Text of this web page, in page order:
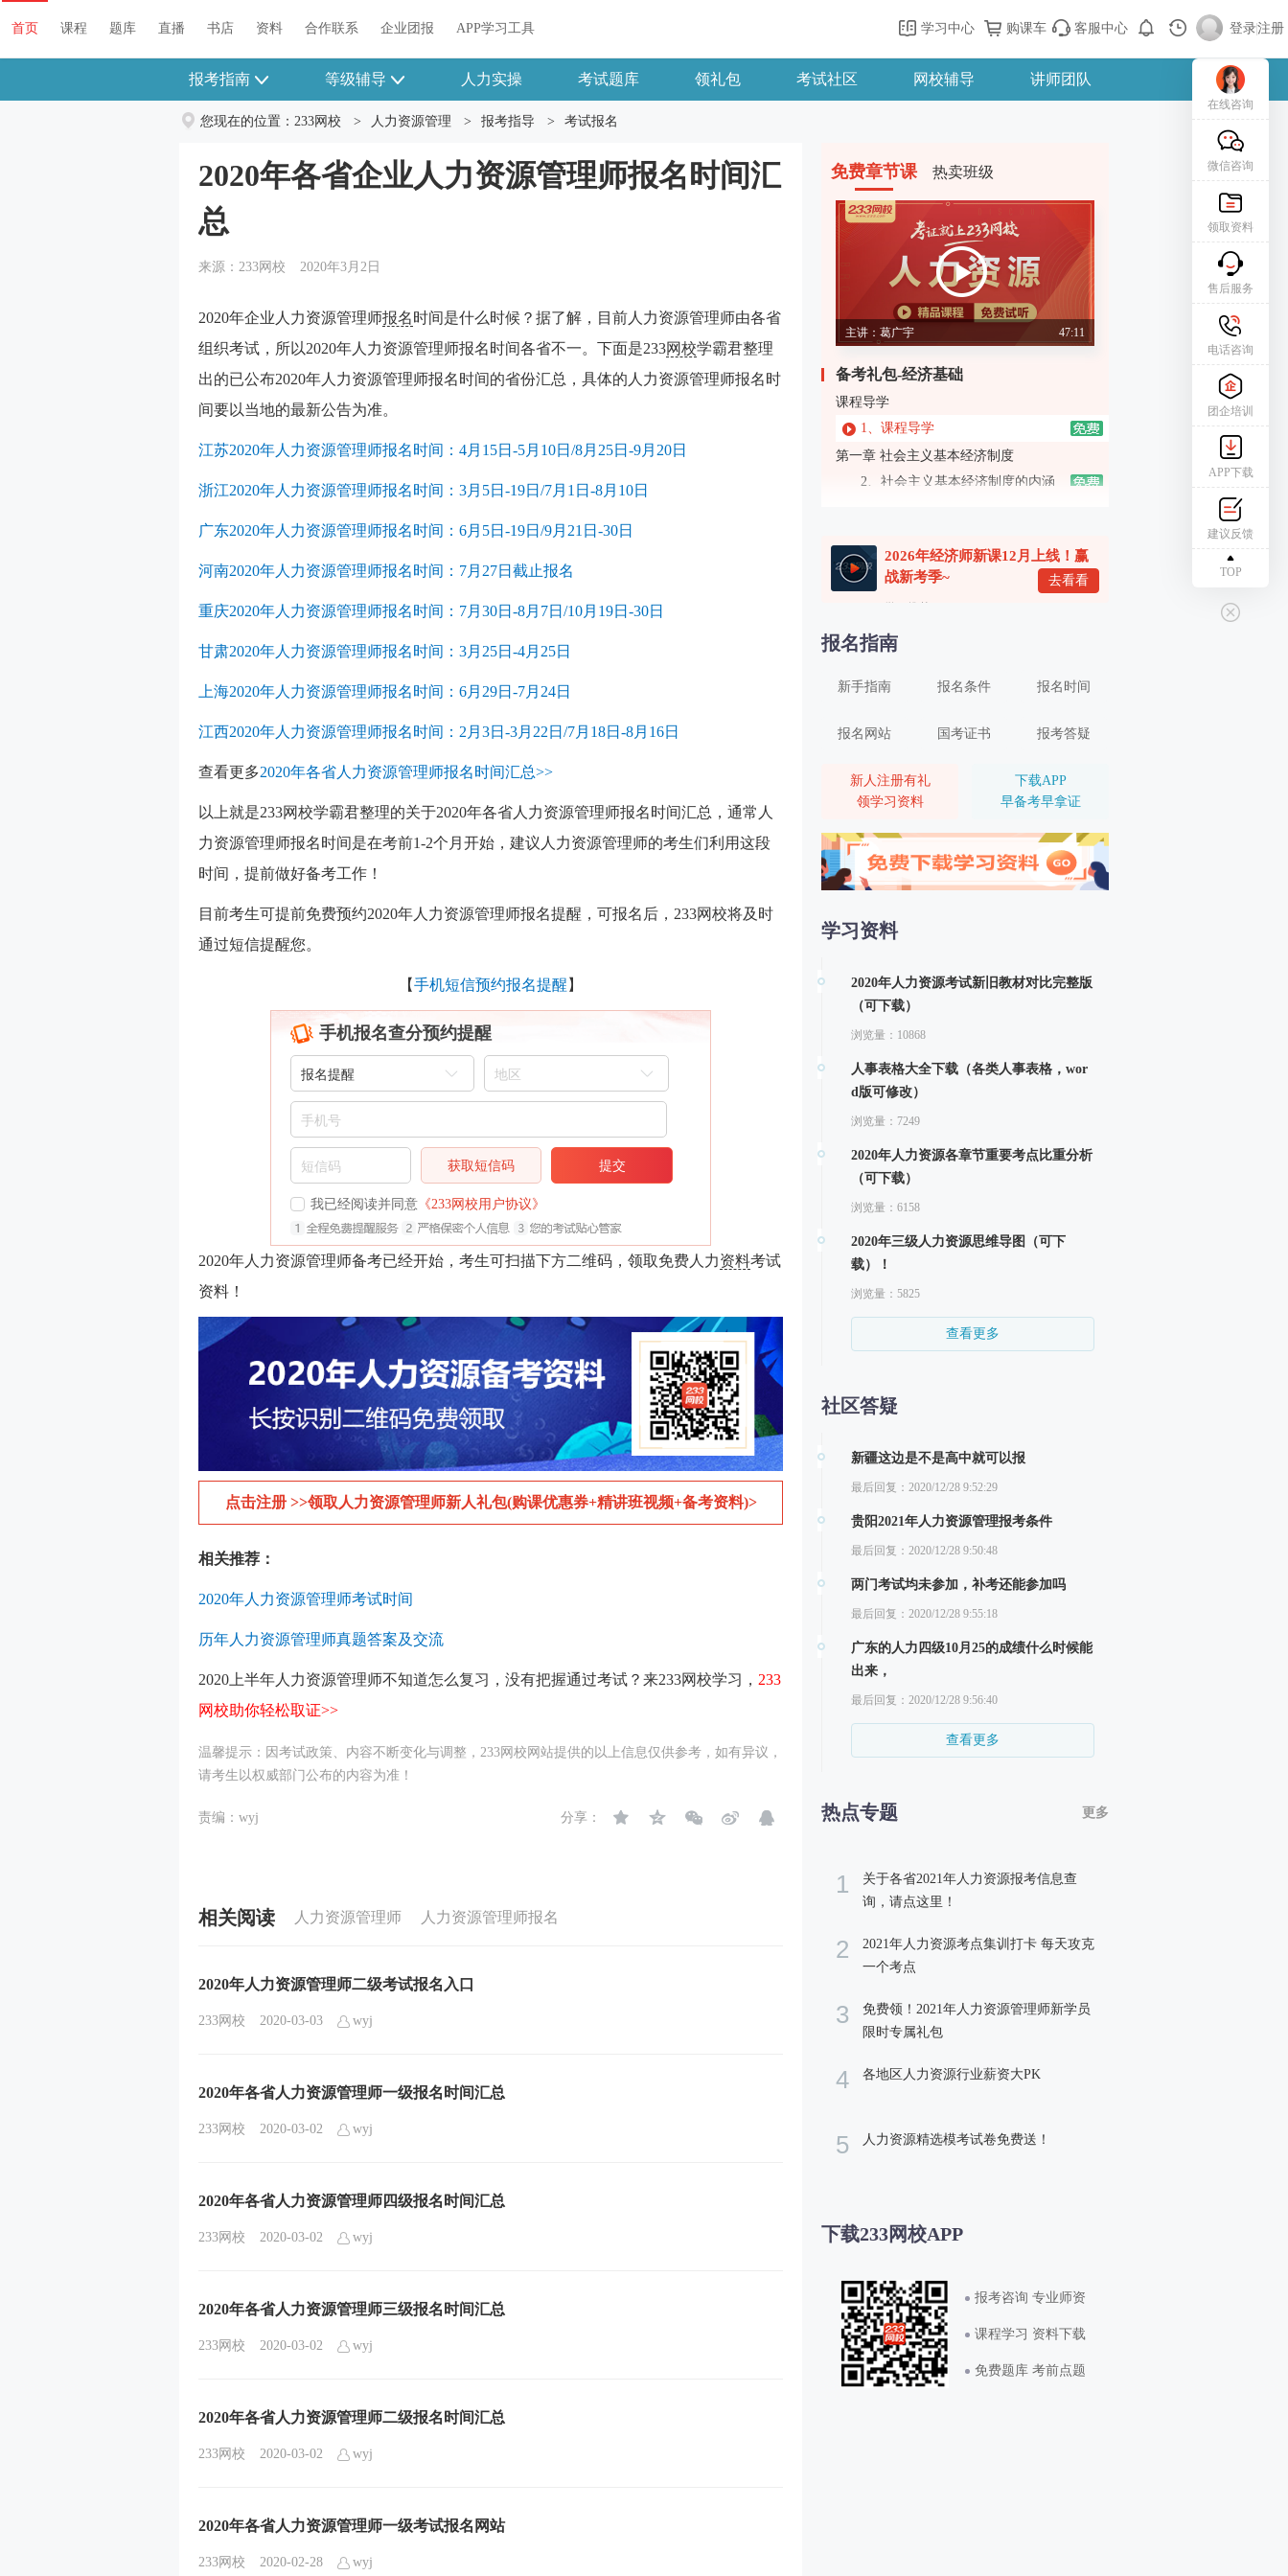
首页 课程 题库 直播 书店 资料 合作联系 企业团报 APP学习工具 学习中心 购课车 客服中心 登录|注册
报考指南 等级辅导 人力实操 考试题库 领礼包 考试社区 网校辅导 讲师团队
您现在的位置： 233网校 > 人力资源管理 > 报考指导 > 考试报名
2020年各省企业人力资源管理师报名时间汇
总
来源：233网校 2020年3月2日
2020年企业人力资源管理师报名时间是什么时候？据了解，目前人力资源管理师由各省
组织考试，所以2020年人力资源管理师报名时间各省不一。下面是233网校学霸君整理
出的已公布2020年人力资源管理师报名时间的省份汇总，具体的人力资源管理师报名时
间要以当地的最新公告为准。
江苏2020年人力资源管理师报名时间：4月15日-5月10日/8月25日-9月20日
浙江2020年人力资源管理师报名时间：3月5日-19日/7月1日-8月10日
广东2020年人力资源管理师报名时间：6月5日-19日/9月21日-30日
河南2020年人力资源管理师报名时间：7月27日截止报名
重庆2020年人力资源管理师报名时间：7月30日-8月7日/10月19日-30日
甘肃2020年人力资源管理师报名时间：3月25日-4月25日
上海2020年人力资源管理师报名时间：6月29日-7月24日
江西2020年人力资源管理师报名时间：2月3日-3月22日/7月18日-8月16日
查看更多2020年各省人力资源管理师报名时间汇总>>
以上就是233网校学霸君整理的关于2020年各省人力资源管理师报名时间汇总，通常人
力资源管理师报名时间是在考前1-2个月开始，建议人力资源管理师的考生们利用这段
时间，提前做好备考工作！
目前考生可提前免费预约2020年人力资源管理师报名提醒，可报名后，233网校将及时
通过短信提醒您。
【手机短信预约报名提醒 】
手机报名查分预约提醒
获取短信码 提交
我已经阅读并同意 《233网校用户协议》
2020年人力资源管理师备考已经开始，考生可扫描下方二维码，领取免费人力资料考试
资料！
点击注册 >>领取人力资源管理师新人礼包(购课优惠券+精讲班视频+备考资料)>
相关推荐：
2020年人力资源管理师考试时间
历年人力资源管理师真题答案及交流
2020上半年人力资源管理师不知道怎么复习，没有把握通过考试？来233网校学习， 233
网校助你轻松取证>>
温馨提示：因考试政策、内容不断变化与调整，233网校网站提供的以上信息仅供参考，如有异议，
请考生以权威部门公布的内容为准！
责编：wyj 分享：
相关阅读 人力资源管理师 人力资源管理师报名
2020年人力资源管理师二级考试报名入口
233网校 2020-03-03 wyj
2020年各省人力资源管理师一级报名时间汇总
233网校 2020-03-02 wyj
2020年各省人力资源管理师四级报名时间汇总
233网校 2020-03-02 wyj
2020年各省人力资源管理师三级报名时间汇总
233网校 2020-03-02 wyj
2020年各省人力资源管理师二级报名时间汇总
233网校 2020-03-02 wyj
2020年各省人力资源管理师一级考试报名网站
233网校 2020-02-28 wyj
免费章节课 热卖班级
主讲：葛广宇 47:11
备考礼包-经济基础
课程导学
1、课程导学
第一章 社会主义基本经济制度
2、社会主义基本经济制度的内涵
第二章 市场需求、供给与均衡价格
8、均衡价格
第三章 生产和成本理论
11、生产者的组织形式和企业理论
12、生产函数和生产曲线（一）
13、生产函数和生产曲线（二）
15、成本函数和成本曲线（二）
16、市场结构的类型
2026年经济师新课12月上线！赢
战新考季~
去看看
报名指南
新手指南 报名条件 报名时间
报名网站 国考证书 报考答疑
新人注册有礼
领学习资料
下载APP
早备考早拿证
学习资料
2020年人力资源考试新旧教材对比完整版
（可下载）
浏览量：10868
人事表格大全下载（各类人事表格，wor
d版可修改）
浏览量：7249
2020年人力资源各章节重要考点比重分析
（可下载）
浏览量：6158
2020年三级人力资源思维导图（可下
载）！
浏览量：5825
查看更多
社区答疑
新疆这边是不是高中就可以报
最后回复：2020/12/28 9:52:29
贵阳2021年人力资源管理报考条件
最后回复：2020/12/28 9:50:48
两门考试均未参加，补考还能参加吗
最后回复：2020/12/28 9:55:18
广东的人力四级10月25的成绩什么时候能
出来，
最后回复：2020/12/28 9:56:40
查看更多
热点专题 更多
1
关于各省2021年人力资源报考信息查
询，请点这里！
2
2021年人力资源考点集训打卡 每天攻克
一个考点
3
免费领！2021年人力资源管理师新学员
限时专属礼包
4 各地区人力资源行业薪资大PK
5 人力资源精选模考试卷免费送！
下载233网校APP
报考咨询 专业师资
课程学习 资料下载
免费题库 考前点题
在线咨询
微信咨询
领取资料
售后服务
电话咨询
团企培训
APP下载
建议反馈
TOP